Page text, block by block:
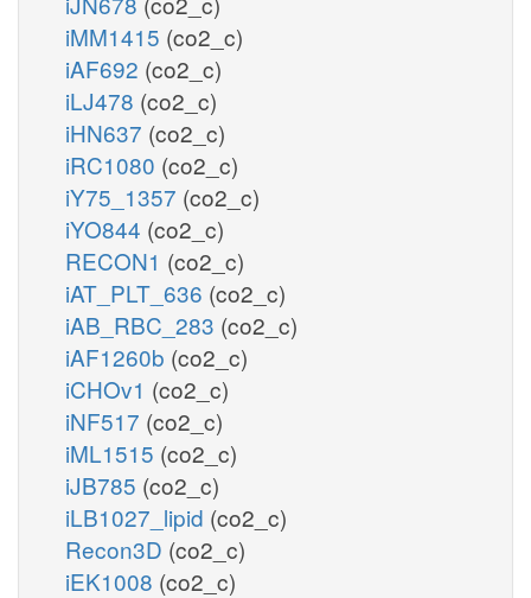
iMM1415 (co2_c)
iAF692 (co2_c)
iLJ478 (co2_c)
iHN637 (co2_c)
iRC1080 (co2_c)
iY75_1357 (co2_c)
iYO844 (co2_c)
RECON1 (co2_c)
iAT_PLT_636 (co2_c)
iAB_RBC_283 (co2_c)
iAF1260b (co2_c)
iCHOv1 (co2_c)
iNF517 (co2_c)
iML1515 (co2_c)
iJB785 (co2_c)
iLB1027_lipid (co2_c)
Recon3D (co2_c)
iEK1008 (co2_c)